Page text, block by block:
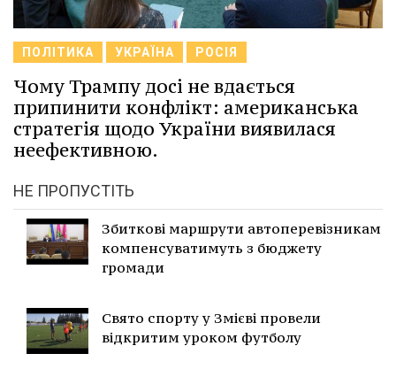
ПОЛІТИКА УКРАЇНА РОСІЯ
Чому Трампу досі не вдається
припинити конфлікт: американська
стратегія щодо України виявилася
неефективною.
НЕ ПРОПУСТІТЬ
Збиткові маршрути автоперевізникам
компенсуватимуть з бюджету
громади
Свято спорту у Змієві провели
відкритим уроком футболу